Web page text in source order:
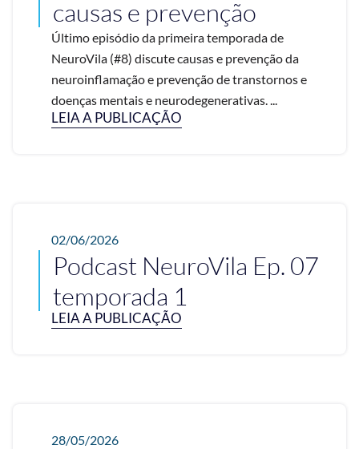
causas e prevenção
Último episódio da primeira temporada de
NeuroVila (#8) discute causas e prevenção da
neuroinflamação e prevenção de transtornos e
doenças mentais e neurodegenerativas. ...
LEIA A PUBLICAÇÃO
02/06/2026
Podcast NeuroVila Ep. 07
temporada 1
LEIA A PUBLICAÇÃO
28/05/2026